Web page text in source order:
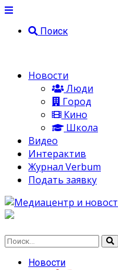
Поиск
Новости
Люди
Город
Кино
Школа
Видео
Интерактив
Журнал Verbum
Подать заявку
Новости